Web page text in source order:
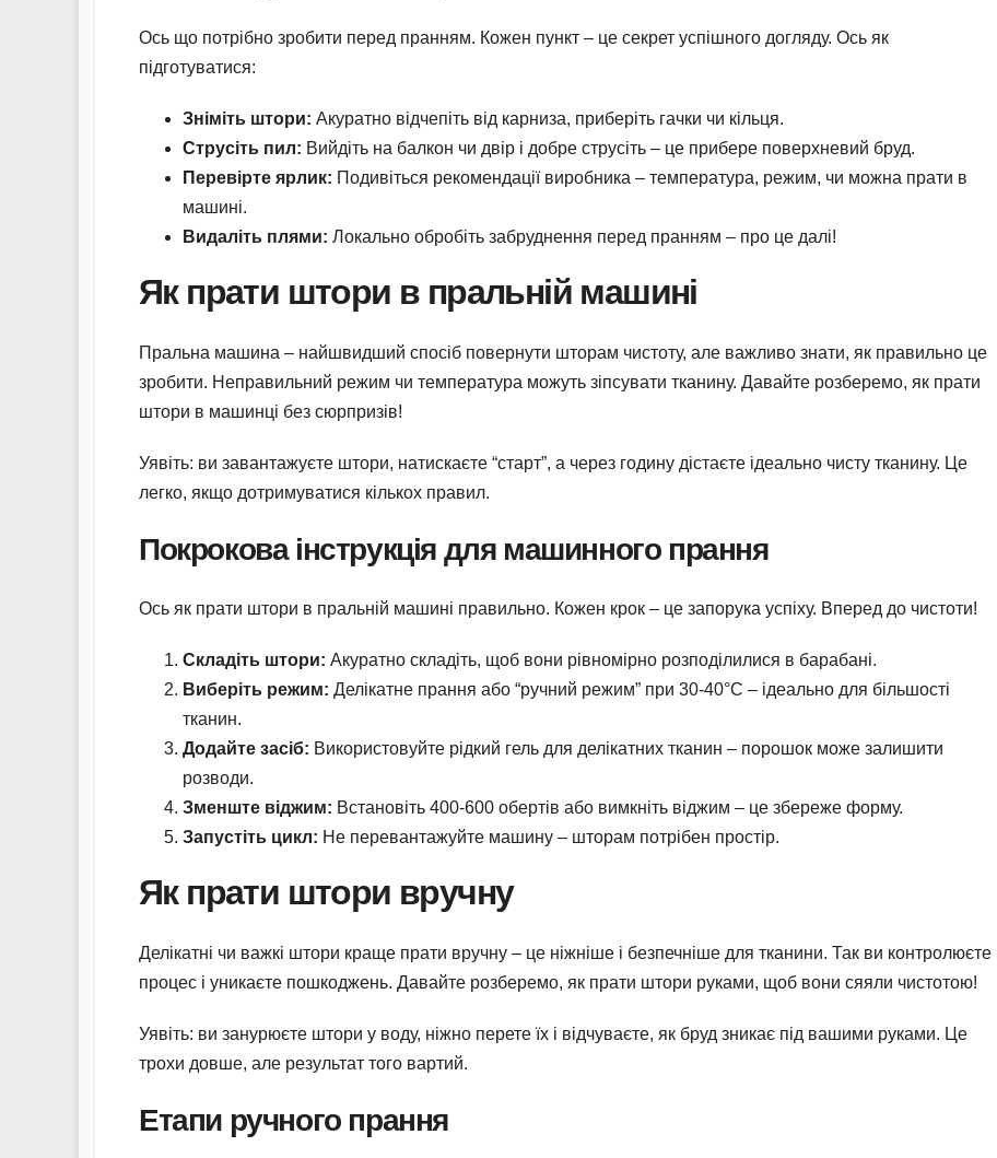
Ось що потрібно зробити перед пранням. Кожен пункт – це секрет успішного догляду. Ось як
підготуватися:
Зніміть штори: Акуратно відчепіть від карниза, приберіть гачки чи кільця.
Струсіть пил: Вийдіть на балкон чи двір і добре струсіть – це прибере поверхневий бруд.
Перевірте ярлик: Подивіться рекомендації виробника – температура, режим, чи можна прати в
машині.
Видаліть плями: Локально обробіть забруднення перед пранням – про це далі!
Як прати штори в пральній машині
Пральна машина – найшвидший спосіб повернути шторам чистоту, але важливо знати, як правильно це
зробити. Неправильний режим чи температура можуть зіпсувати тканину. Давайте розберемо, як прати
штори в машинці без сюрпризів!
Уявіть: ви завантажуєте штори, натискаєте “старт”, а через годину дістаєте ідеально чисту тканину. Це
легко, якщо дотримуватися кількох правил.
Покрокова інструкція для машинного прання
Ось як прати штори в пральній машині правильно. Кожен крок – це запорука успіху. Вперед до чистоти!
Складіть штори: Акуратно складіть, щоб вони рівномірно розподілилися в барабані.
Виберіть режим: Делікатне прання або “ручний режим” при 30-40°C – ідеально для більшості
тканин.
Додайте засіб: Використовуйте рідкий гель для делікатних тканин – порошок може залишити
розводи.
Зменште віджим: Встановіть 400-600 обертів або вимкніть віджим – це збереже форму.
Запустіть цикл: Не перевантажуйте машину – шторам потрібен простір.
Як прати штори вручну
Делікатні чи важкі штори краще прати вручну – це ніжніше і безпечніше для тканини. Так ви контролюєте
процес і уникаєте пошкоджень. Давайте розберемо, як прати штори руками, щоб вони сяяли чистотою!
Уявіть: ви занурюєте штори у воду, ніжно перете їх і відчуваєте, як бруд зникає під вашими руками. Це
трохи довше, але результат того вартий.
Етапи ручного прання